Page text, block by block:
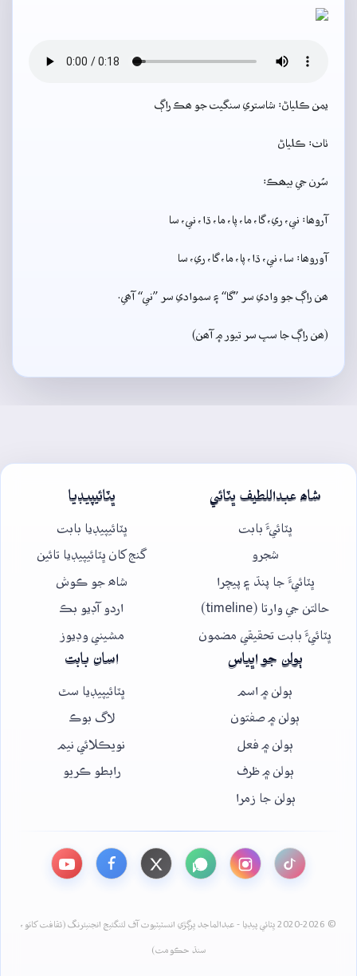
يمن ڪلياڻ: شاستري سنگيت جو ھڪ راڳ
ٺاٺ: ڪلياڻ
سُرن جي بيھڪ:
آروھا: ني، ري، گا، ما، پا، ما، ڌا، ني، سا
آوروھا: سا، ني، ڌا، پا، ما، گا، ري، سا
ھن راڳ جو وادي سر ”گا“ ۽ سموادي سر ”ني“ آھي.
(ھن راڳ جا سڀ سر تيور ۾ آھن)
شاھ عبداللطيف ڀٽائي
ڀٽائيءَ بابت
شجرو
ڀٽائيءَ جا پنڌ ۽ پيچرا
حالتن جي وارتا (timeline)
ڀٽائيءَ بابت تحقيقي مضمون
ڀٽائيپيڊيا
ڀٽائيپيڊيا بابت
گنج کان ڀٽائيپيڊيا تائين
شاھ جو ڪوش
اردو آڊيو بڪ
مشيني وڊيوز
ٻولن جو اڀياس
ٻولن ۾ اسم
ٻولن ۾ صفتون
ٻولن ۾ فعل
ٻولن ۾ ظرف
ٻولن جا زمرا
اسان بابت
ڀٽائيپيڊيا سٿ
لاگ بوڪ
نويڪلائي نيم
رابطو ڪريو
© 2020-2026 ڀٽائي پيڊيا - عبدالماجد ڀرڳڙي انسٽيٽيوٽ آف لئنگئيج انجنيئرنگ (ثقافت کاتو،
سنڌ حڪومت)